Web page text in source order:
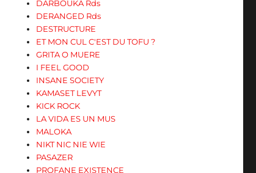
DARBOUKA Rds
DERANGED Rds
DESTRUCTURE
ET MON CUL C'EST DU TOFU ?
GRITA O MUERE
I FEEL GOOD
INSANE SOCIETY
KAMASET LEVYT
KICK ROCK
LA VIDA ES UN MUS
MALOKA
NIKT NIC NIE WIE
PASAZER
PROFANE EXISTENCE